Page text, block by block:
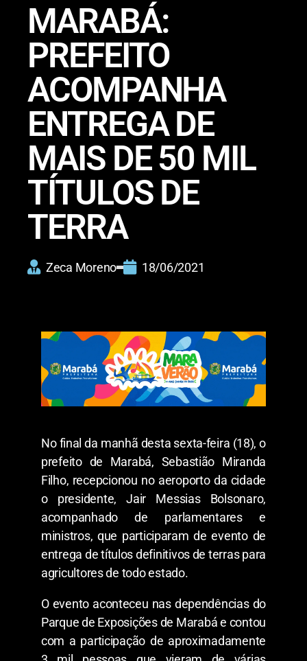
MARABÁ:
PREFEITO
ACOMPANHA
ENTREGA DE
MAIS DE 50 MIL
TÍTULOS DE
TERRA
Zeca Moreno 18/06/2021
No final da manhã desta sexta-feira (18), o
prefeito de Marabá, Sebastião Miranda
Filho, recepcionou no aeroporto da cidade
o presidente, Jair Messias Bolsonaro,
acompanhado de parlamentares e
ministros, que participaram de evento de
entrega de títulos definitivos de terras para
agricultores de todo estado.
O evento aconteceu nas dependências do
Parque de Exposições de Marabá e contou
com a participação de aproximadamente